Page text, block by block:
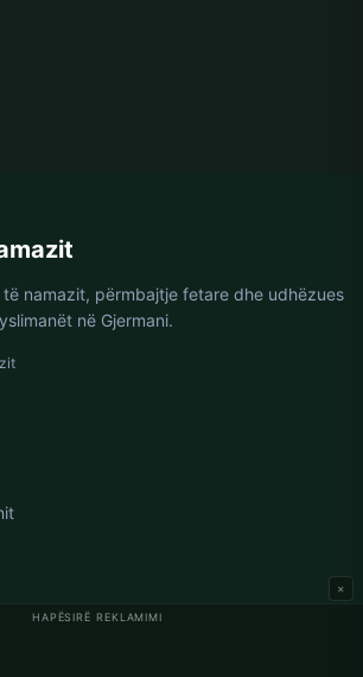
HAPËSIRË REKLAMIMI
×
namazit, përmbajtje fetare dhe udhëzues
në Gjermani.
në Gjermani